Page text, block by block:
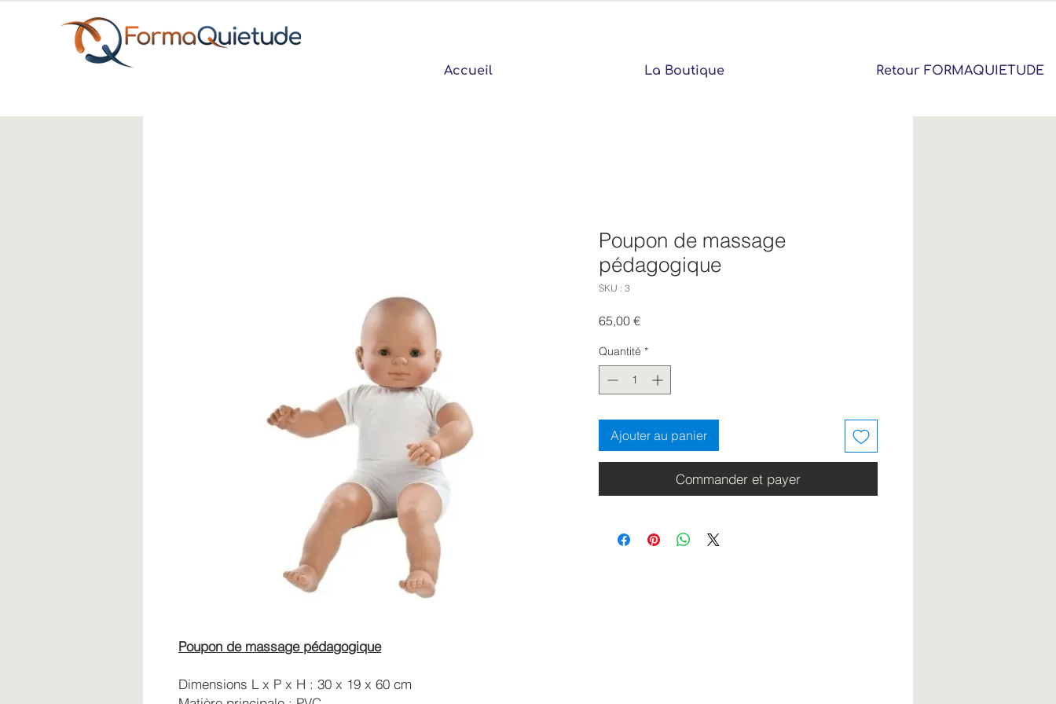
Retour FORMAQUIETUDE
La Boutique
Accueil
Poupon de massage pédagogique
Dimensions L x P x H : 30 x 19 x 60 cm
Poupon de massage
pédagogique
SKU : 3
65,00 €Prix
Quantité *
Ajouter au panier
Commander et payer